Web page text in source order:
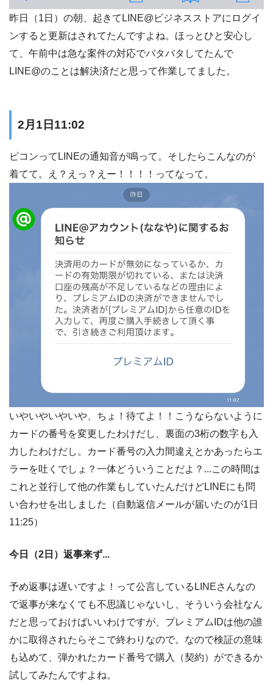
昨日（1日）の朝、起きてLINE@ビジネスストアにログイ
ンすると更新はされてたんですよね。ほっとひと安心し
て、午前中は急な案件の対応でバタバタしてたんで
LINE@のことは解決済だと思って作業してました。
2月1日11:02
ピコンってLINEの通知音が鳴って。そしたらこんなのが
着てて。え？えっ？えー！！！！ってなって。
いやいやいやいや、ちょ！待てよ！！こうならないように
カードの番号を変更したわけだし、裏面の3桁の数字も入
力したわけだし。カード番号の入力間違えとかあったらエ
ラーを吐くでしょ？一体どういうことだよ？...この時間は
これと並行して他の作業もしていたんだけどLINEにも問
い合わせを出しました（自動返信メールが届いたのが1日
11:25）
今日（2日）返事来ず...
予め返事は遅いですよ！って公言しているLINEさんなの
で返事が来なくても不思議じゃないし、そういう会社なん
だと思っておけばいいわけですが、プレミアムIDは他の誰
かに取得されたらそこで終わりなので。なので検証の意味
も込めて、弾かれたカード番号で購入（契約）ができるか
試してみたんですよね。